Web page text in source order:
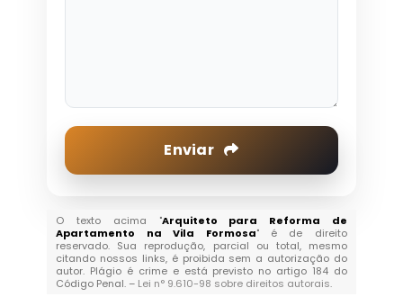
Enviar
O texto acima "Arquiteto para Reforma de
Apartamento na Vila Formosa" é de direito
reservado. Sua reprodução, parcial ou total, mesmo
citando nossos links, é proibida sem a autorização do
autor. Plágio é crime e está previsto no artigo 184 do
Código Penal. – Lei n° 9.610-98 sobre direitos autorais.